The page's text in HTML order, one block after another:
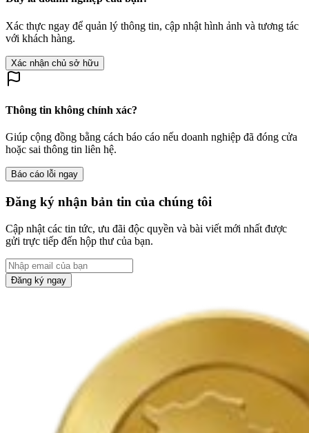
Xác thực ngay để quản lý thông tin, cập nhật hình ảnh và tương tác
với khách hàng.
Xác nhận chủ sở hữu
Thông tin không chính xác?
Giúp cộng đồng bằng cách báo cáo nếu doanh nghiệp đã đóng cửa
hoặc sai thông tin liên hệ.
Báo cáo lỗi ngay
Đăng ký nhận bản tin của chúng tôi
Cập nhật các tin tức, ưu đãi độc quyền và bài viết mới nhất được
gửi trực tiếp đến hộp thư của bạn.
Đăng ký ngay